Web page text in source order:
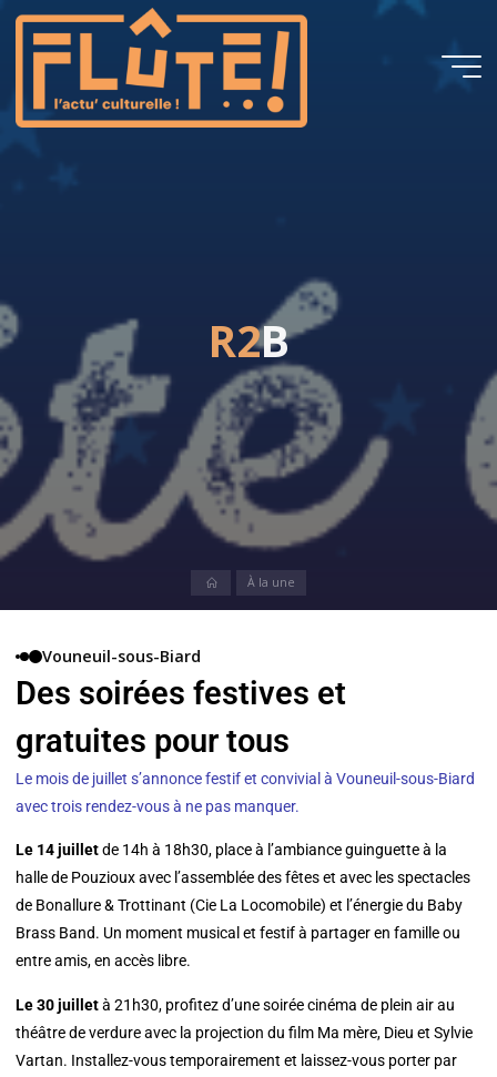
R2B
À la une
Vouneuil-sous-Biard
Des soirées festives et
gratuites pour tous
Le mois de juillet s’annonce festif et convivial à Vouneuil-sous-Biard
avec trois rendez-vous à ne pas manquer.
Le 14 juilletde 14h à 18h30, place à l’ambiance guinguette à la
halle de Pouzioux avec l’assemblée des fêtes et avec les spectacles
de Bonallure & Trottinant (Cie La Locomobile) et l’énergie du Baby
Brass Band. Un moment musical et festif à partager en famille ou
entre amis, en accès libre.
Le 30 juilletà 21h30, profitez d’une soirée cinéma de plein air au
théâtre de verdure avec la projection du film Ma mère, Dieu et Sylvie
Vartan. Installez-vous temporairement et laissez-vous porter par